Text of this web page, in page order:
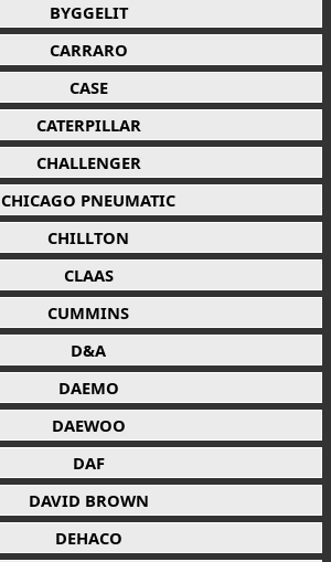
BYGGELIT
CARRARO
CASE
CATERPILLAR
CHALLENGER
CHICAGO PNEUMATIC
CHILLTON
CLAAS
CUMMINS
D&A
DAEMO
DAEWOO
DAF
DAVID BROWN
DEHACO